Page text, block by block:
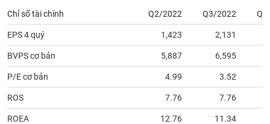
Chỉ số tài chính Q2/2022 Q3/2022
EPS 4 quý 1,423 2,131
BVPS cơ bản 5,887 6,595
P/E cơ bản 4.99 3.52
ROS 7.76 7.76
ROEA 12.76 11.34